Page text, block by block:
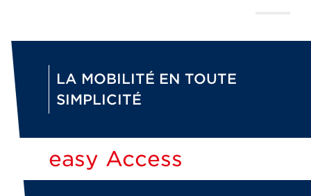
LA MOBILITÉ EN TOUTE
SIMPLICITÉ
easy Access